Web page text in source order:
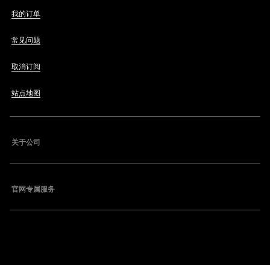
我的订单
常见问题
取消订阅
站点地图
关于公司
官网专属服务